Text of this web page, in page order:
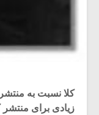
کلا نسبت به
زیادی برای